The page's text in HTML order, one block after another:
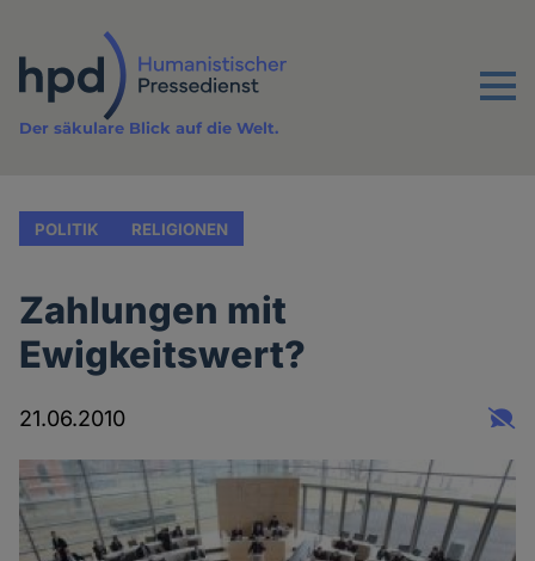
Inhalt
Menu
Der säkulare Blick auf die Welt.
POLITIK RELIGIONEN
Zahlungen mit
Ewigkeitswert?
21.06.2010